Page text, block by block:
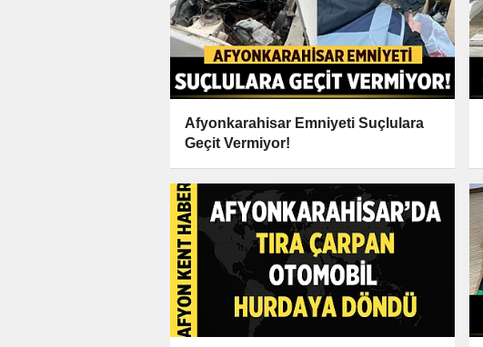
Afyonkarahisar Emniyeti Suçlulara
Geçit Vermiyor!